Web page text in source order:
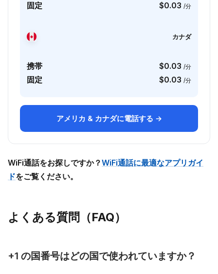
固定 $0.03 /分
カナダ
携帯 $0.03 /分
固定 $0.03 /分
アメリカ & カナダに電話する →
WiFi通話をお探しですか？WiFi通話に最適なアプリガイ
ドをご覧ください。
よくある質問（FAQ）
+1 の国番号はどの国で使われていますか？